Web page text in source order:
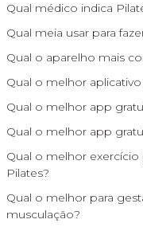
Qual médico indica
Qual meia usar para
Qual o aparelho mais
Qual o melhor aplicativo
Qual o melhor app
Qual o melhor app
Qual o melhor
Pilates?
Qual o melhor para
musculação?